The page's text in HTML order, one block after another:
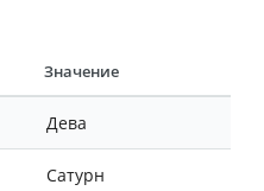
Значение
Дева
Сатурн